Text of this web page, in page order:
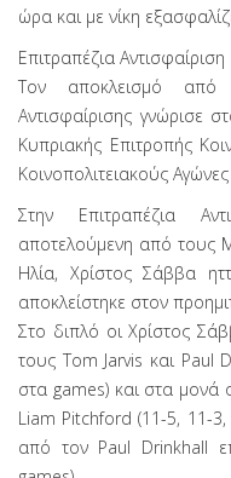
ώρα και με νίκη
Επιτραπέζια Αντισφαίριση
Τον αποκλεισμό από
Αντισφαίρισης γνώρισε
Κυπριακής Επιτροπής
Κοινοπολιτειακούς
Στην Επιτραπέζια
αποτελούμενη από τους
Ηλία, Χρίστος Σάββα
αποκλείστηκε στον
Στο διπλό οι Χρίστος
τους Tom Jarvis και Paul
στα games) και στα
Liam Pitchford (11-5, 11-
από τον Paul Drinkhall